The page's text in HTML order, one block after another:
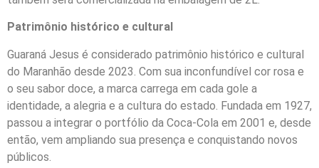
Patrimônio histórico e cultural
Guaraná Jesus é considerado patrimônio histórico e cultural
do Maranhão desde 2023. Com sua inconfundível cor rosa e
o seu sabor doce, a marca carrega em cada gole a
identidade, a alegria e a cultura do estado. Fundada em 1927,
passou a integrar o portfólio da Coca-Cola em 2001 e, desde
então, vem ampliando sua presença e conquistando novos
públicos.